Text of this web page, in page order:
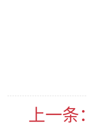
上一条：